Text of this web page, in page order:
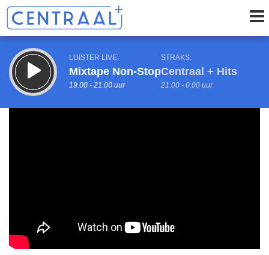
LUISTER LIVE:
Mixtape Non-Stop
19.00 - 21.00 uur
STRAKS:
Centraal + Hits
21.00 - 0.00 uur